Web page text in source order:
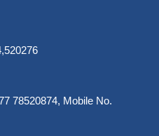
78520874, Mobile No.